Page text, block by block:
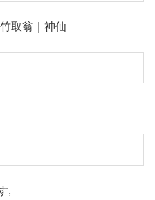
取翁｜神仙
,